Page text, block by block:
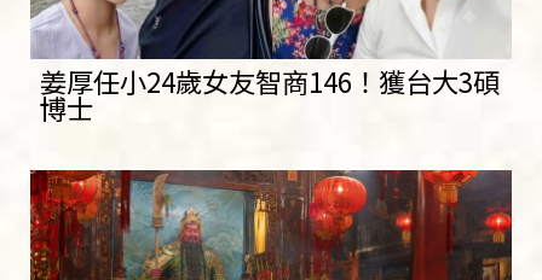
姜厚任小24歲女友智商146！獲台大3碩
博士